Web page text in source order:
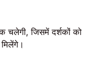
चलेगी, जिसमें दर्शकों को